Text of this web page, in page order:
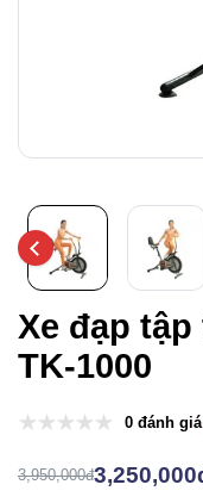
Xe đạp
TK-1000
0 đánh giá
3,950,000đ